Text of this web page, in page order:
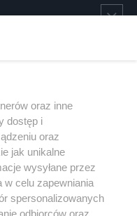
oraz inne
dostęp i
oraz
jak unikalne
wysyłane przez
w celu zapewniania
spersonalizowanych
odbiorców oraz